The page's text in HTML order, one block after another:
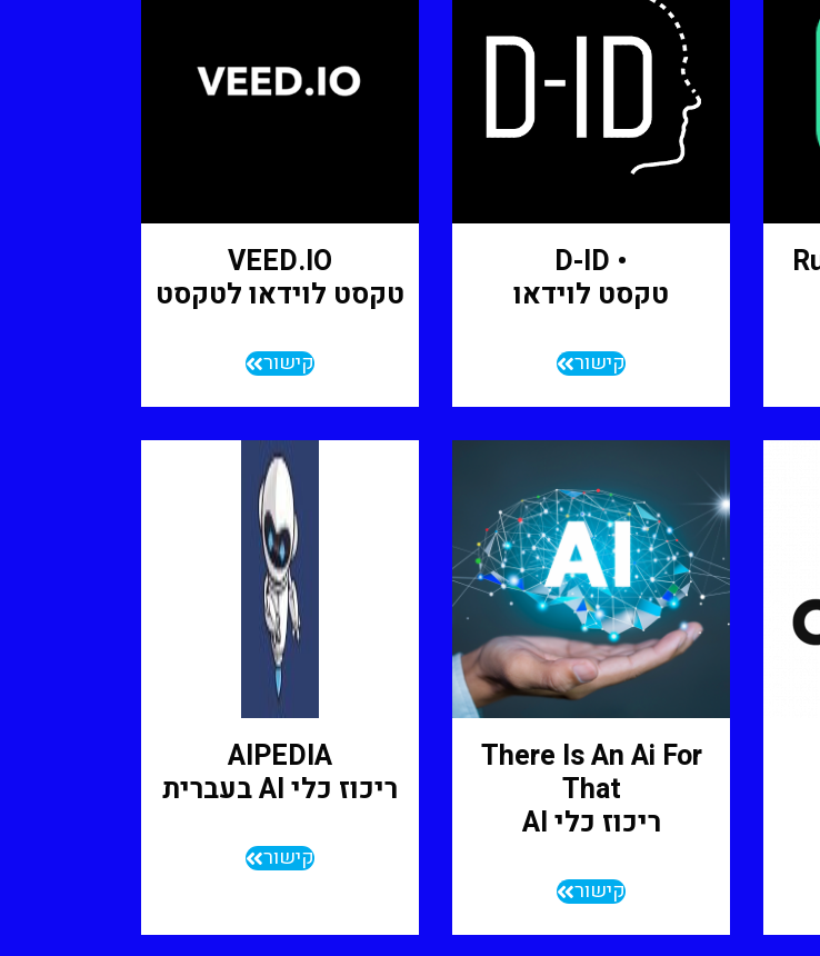
• D-ID
טקסט לוידאו
קישור
VEED.IO
טקסט לוידאו לטקסט
קישור
There Is An Ai For
That
ריכוז כלי AI
קישור
AIPEDIA
ריכוז כלי AI בעברית
קישור